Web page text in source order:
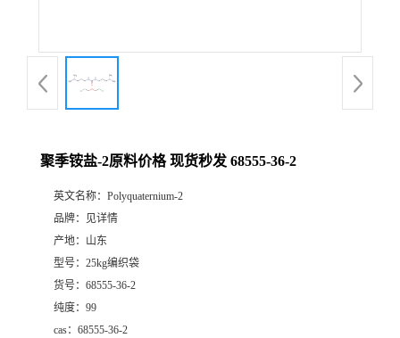
聚季铵盐-2原料价格 现货秒发 68555-36-2
英文名称： Polyquaternium-2
品牌：
见详情
产地： 山东
型号： 25kg编织袋
货号： 68555-36-2
纯度： 99
cas： 68555-36-2